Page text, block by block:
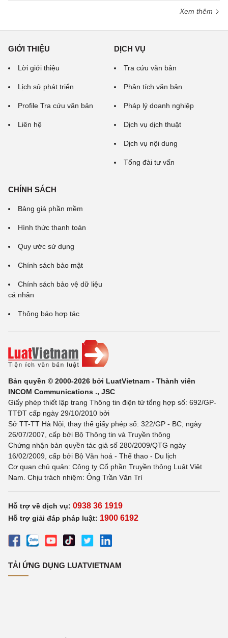
Xem thêm
GIỚI THIỆU
Lời giới thiệu
Lịch sử phát triển
Profile Tra cứu văn bản
Liên hệ
DỊCH VỤ
Tra cứu văn bản
Phân tích văn bản
Pháp lý doanh nghiệp
Dịch vụ dịch thuật
Dịch vụ nội dung
Tổng đài tư vấn
CHÍNH SÁCH
Bảng giá phần mềm
Hình thức thanh toán
Quy ước sử dụng
Chính sách bảo mật
Chính sách bảo vệ dữ liệu
cá nhân
Thông báo hợp tác
Bản quyền © 2000-2026 bởi LuatVietnam - Thành viên
INCOM Communications ., JSC
Giấy phép thiết lập trang Thông tin điện tử tổng hợp số: 692/GP-
TTĐT cấp ngày 29/10/2010 bởi
Sở TT-TT Hà Nội, thay thế giấy phép số: 322/GP - BC, ngày
26/07/2007, cấp bởi Bộ Thông tin và Truyền thông
Chứng nhận bản quyền tác giả số 280/2009/QTG ngày
16/02/2009, cấp bởi Bộ Văn hoá - Thể thao - Du lịch
Cơ quan chủ quản: Công ty Cổ phần Truyền thông Luật Việt
Nam. Chịu trách nhiệm: Ông Trần Văn Trí
Hỗ trợ về dịch vụ: 0938 36 1919
Hỗ trợ giải đáp pháp luật: 1900 6192
TẢI ỨNG DỤNG LUATVIETNAM